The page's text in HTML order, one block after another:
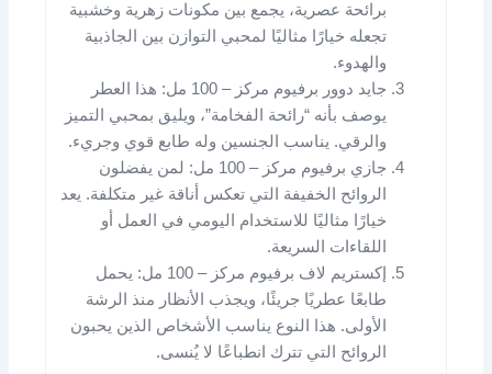
برائحة عصرية، يجمع بين مكونات زهرية وخشبية
تجعله خيارًا مثاليًا لمحبي التوازن بين الجاذبية
والهدوء.
جايد دوور برفيوم مركز – 100 مل: هذا العطر
يوصف بأنه “رائحة الفخامة”، ويليق بمحبي التميز
والرقي. يناسب الجنسين وله طابع قوي وجريء.
جازي برفيوم مركز – 100 مل: لمن يفضلون
الروائح الخفيفة التي تعكس أناقة غير متكلفة. يعد
خيارًا مثاليًا للاستخدام اليومي في العمل أو
اللقاءات السريعة.
إكستريم لاف برفيوم مركز – 100 مل: يحمل
طابعًا عطريًا جريئًا، ويجذب الأنظار منذ الرشة
الأولى. هذا النوع يناسب الأشخاص الذين يحبون
الروائح التي تترك انطباعًا لا يُنسى.